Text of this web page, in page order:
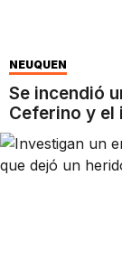
NEUQUÉN
Se incendió
Ceferino y el